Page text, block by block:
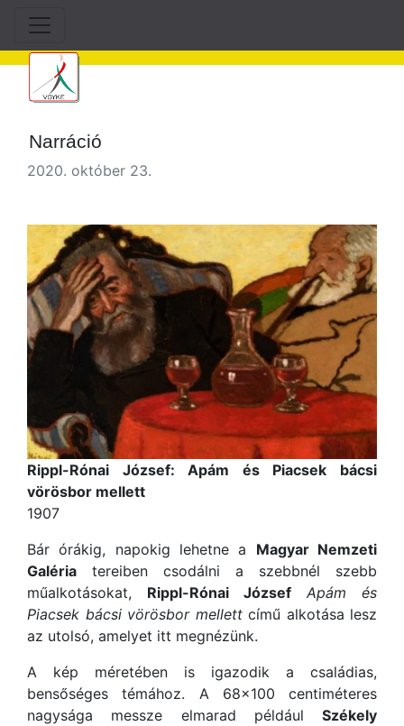
Narráció
2020. október 23.
Rippl-Rónai József: Apám és Piacsek bácsi
vörösbor mellett
1907
Bár órákig, napokig lehetne a Magyar Nemzeti
Galéria tereiben csodálni a szebbnél szebb
műalkotásokat, Rippl-Rónai József
Apám és
Piacsek bácsi vörösbor mellettcímű alkotása lesz
az utolsó, amelyet itt megnézünk.
A kép méretében is igazodik a családias,
bensőséges témához. A 68×100 centiméteres
nagysága messze elmarad például Székely